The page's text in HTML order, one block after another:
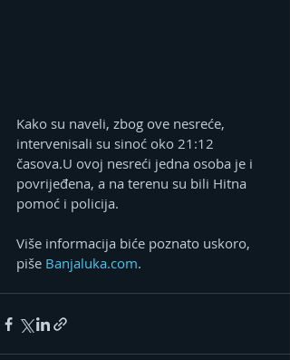
Kako su naveli, zbog ove nesreće,
intervenisali su sinoć oko 21:12
časova.U ovoj nesreći jedna osoba je i
povrijeđena, a na terenu su bili Hitna
pomoć i policija.
Više informacija biće poznato uskoro,
piše Banjaluka.com.